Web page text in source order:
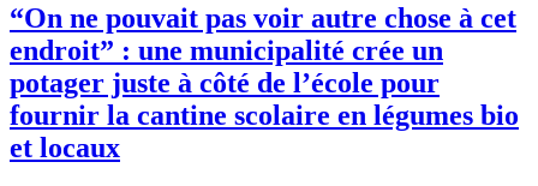
“On ne pouvait pas voir autre chose à cet
endroit” : une municipalité crée un
potager juste à côté de l’école pour
fournir la cantine scolaire en légumes bio
et locaux